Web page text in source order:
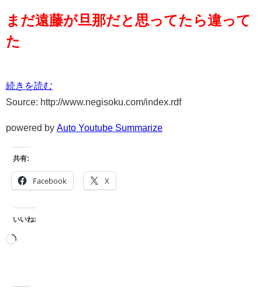
まだ遠藤が旦那だと思ってたら違って
た
続きを読む
Source: http://www.negisoku.com/index.rdf
powered by Auto Youtube Summarize
共有:
Facebook X
いいね: